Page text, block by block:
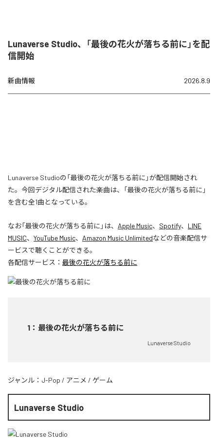
Lunaverse Studio、「最後の花火が落ちる前に」を配
信開始
新曲情報 2026.8.9
Lunaverse Studioの「最後の花火が落ちる前に」が配信開始され
た。今回デジタル配信された楽曲は、「最後の花火が落ちる前に」
を含む全1曲となっている。
なお「最後の花火が落ちる前に 」は、 Apple Music、 Spotify、 LINE
MUSIC、 YouTube Music、 Amazon Music Unlimitedなどの音楽配信サ
ービスで聴くことができる。
各配信サービス： 最後の花火が落ちる前に
1 ： 最後の花火が落ちる前に
Lunaverse Studio
ジャンル： J-Pop / アニメ / ゲーム
Lunaverse Studio